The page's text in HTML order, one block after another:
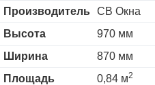
Производитель
СВ Окна
Высота
970 мм
Ширина
870 мм
Площадь
0,84 м2